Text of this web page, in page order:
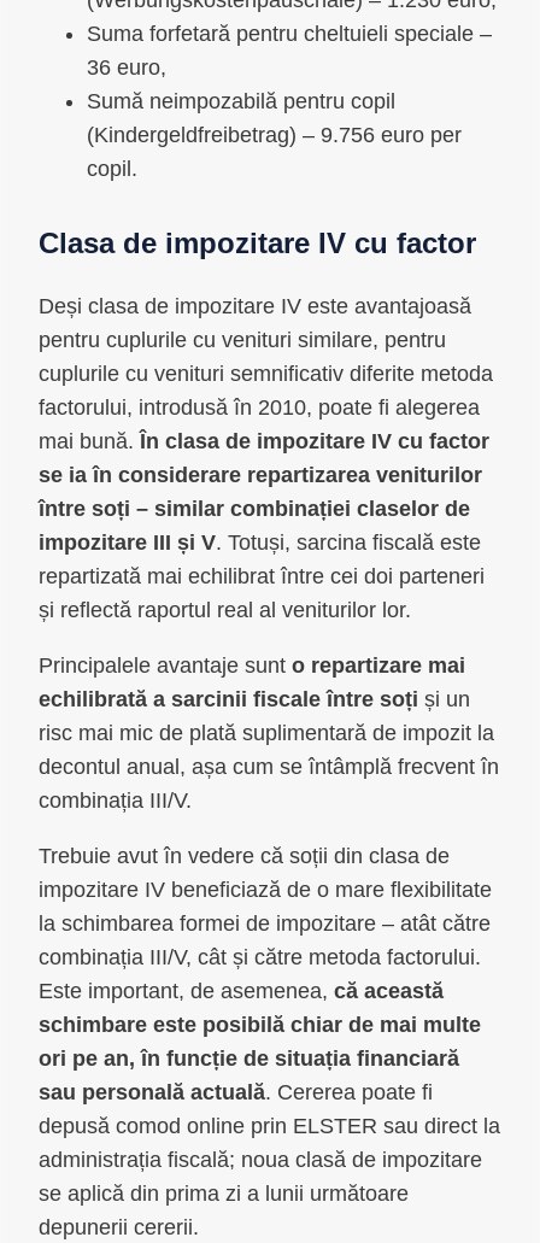
Suma forfetară pentru cheltuieli speciale –
36 euro,
Sumă neimpozabilă pentru copil
(Kindergeldfreibetrag) – 9.756 euro per
copil.
Clasa de impozitare IV cu factor
Deși clasa de impozitare IV este avantajoasă
pentru cuplurile cu venituri similare, pentru
cuplurile cu venituri semnificativ diferite metoda
factorului, introdusă în 2010, poate fi alegerea
mai bună. În clasa de impozitare IV cu factor
se ia în considerare repartizarea veniturilor
între soți – similar combinației claselor de
impozitare III și V. Totuși, sarcina fiscală este
repartizată mai echilibrat între cei doi parteneri
și reflectă raportul real al veniturilor lor.
Principalele avantaje sunt o repartizare mai
echilibrată a sarcinii fiscale între soți și un
risc mai mic de plată suplimentară de impozit la
decontul anual, așa cum se întâmplă frecvent în
combinația III/V.
Trebuie avut în vedere că soții din clasa de
impozitare IV beneficiază de o mare flexibilitate
la schimbarea formei de impozitare – atât către
combinația III/V, cât și către metoda factorului.
Este important, de asemenea, că această
schimbare este posibilă chiar de mai multe
ori pe an, în funcție de situația financiară
sau personală actuală. Cererea poate fi
depusă comod online prin ELSTER sau direct la
administrația fiscală; noua clasă de impozitare
se aplică din prima zi a lunii următoare
depunerii cererii.